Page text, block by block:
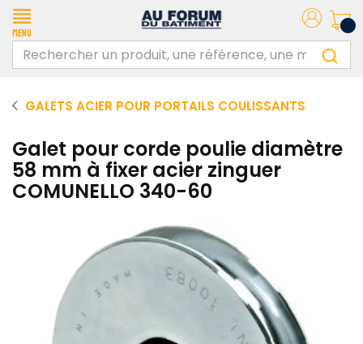
Menu
GALETS ACIER POUR PORTAILS COULISSANTS
Galet pour corde poulie diamètre
58 mm à fixer acier zinguer
COMUNELLO 340-60